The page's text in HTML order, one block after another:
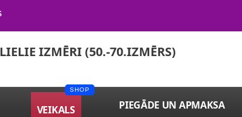
LIELIE IZMĒRI (50.-70.IZMĒRS)
VEIKALS PIEGĀDE UN APMAKSA